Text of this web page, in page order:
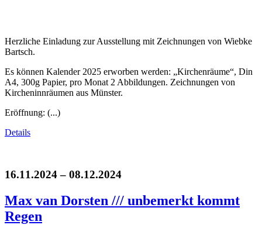
Herzliche Einladung zur Ausstellung mit Zeichnungen von Wiebke
Bartsch.
Es können Kalender 2025 erworben werden: „Kirchenräume“, Din
A4, 300g Papier, pro Monat 2 Abbildungen. Zeichnungen von
Kircheninnräumen aus Münster.
Eröffnung: (...)
Details
16.11.2024 – 08.12.2024
Max van Dorsten /// unbemerkt kommt
Regen